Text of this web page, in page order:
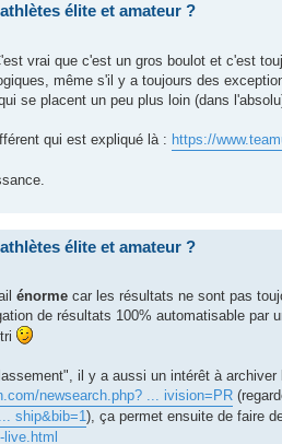
élite et amateur ?
vrai que c'est un gros boulot et c'est
même s'il y a toujours des
se placent un peu plus loin (dans
qui est expliqué là : https://
élite et amateur ?
énorme car les résultats ne sont pas
de résultats 100% automatisable
il y a aussi un intérêt à
newsearch.php? ... ivision=PR
ship&bib=1), ça permet ensuite de faire